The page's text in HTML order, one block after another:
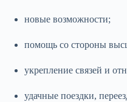
новые возможности;
помощь со стороны
укрепление связей и
удачные поездки,